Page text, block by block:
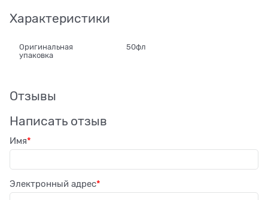
Характеристики
Оригинальная
упаковка
50фл
Отзывы
Написать отзыв
Имя
Электронный адрес